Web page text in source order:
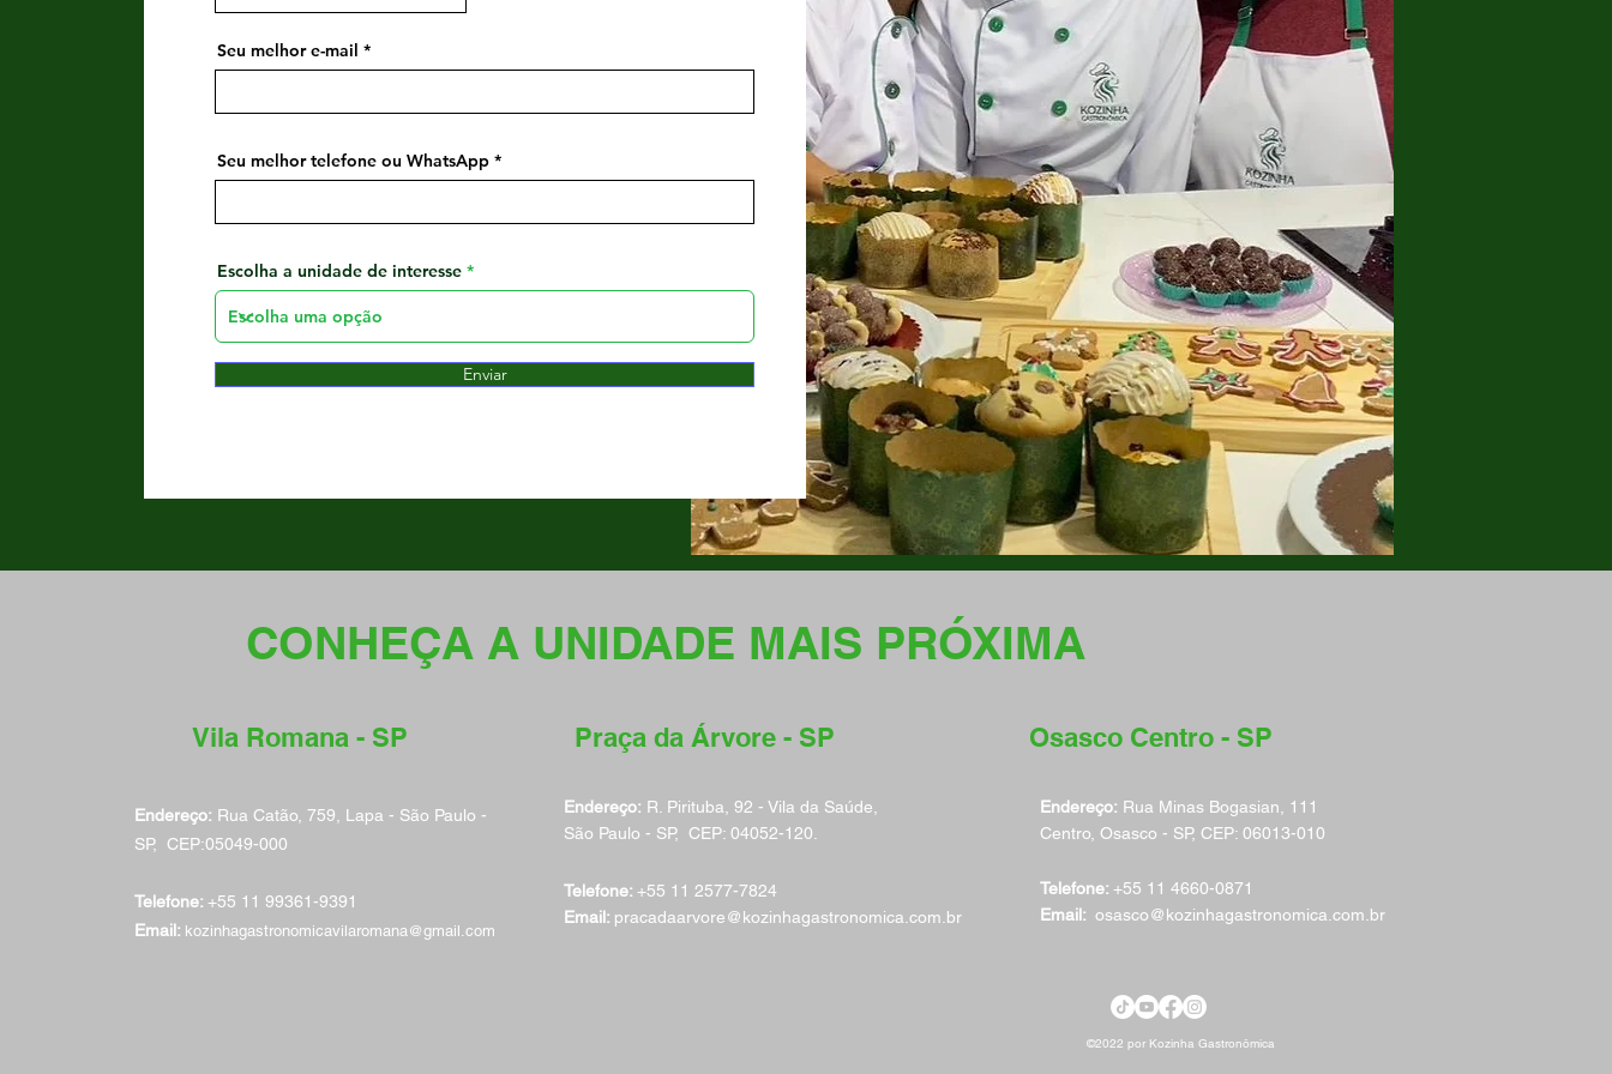
Seu melhor e-mail
Seu melhor telefone ou WhatsApp
Escolha a unidade de interesse
Enviar
CONHEÇA A UNIDADE MAIS PRÓXIMA
Vila Romana - SP
Endereço: Rua Catão, 759, Lapa - São Paulo -
SP, CEP:05049-000
Telefone: +55 11 99361-9391
Email: kozinhagastronomicavilaromana@gmail.com
Praça da Árvore - SP
Endereço: R. Pirituba, 92 - Vila da Saúde,
São Paulo - SP, CEP: 04052-120.
Telefone: +55 11 2577-7824
Email: pracadaarvore@kozinhagastronomica.com.br
Osasco Centro - SP
Endereço: Rua Minas Bogasian, 111
Centro, Osasco - SP, CEP: 06013-010
Telefone: +55 11 4660-0871
Email: osasco@kozinhagastronomica.com.br
©2022 por Kozinha Gastronômica